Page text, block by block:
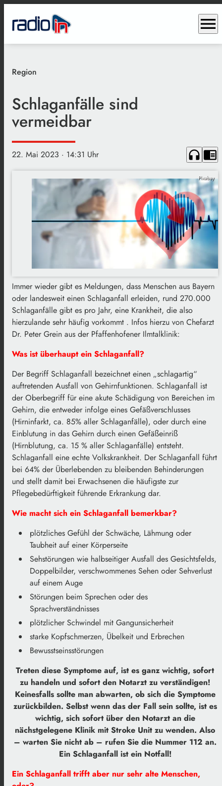
menu
Region
Schlaganfälle sind
vermeidbar
22. Mai 2023 · 14:31 Uhr headphones chrome_reader_mode
Pixabay
Immer wieder gibt es Meldungen, dass Menschen aus Bayern
oder landesweit einen Schlaganfall erleiden, rund 270.000
Schlaganfälle gibt es pro Jahr, eine Krankheit, die also
hierzulande sehr häufig vorkommt . Infos hierzu von Chefarzt
Dr. Peter Grein aus der Pfaffenhofener Ilmtalklinik:
Was ist überhaupt ein Schlaganfall?
Der Begriff Schlaganfall bezeichnet einen „schlagartig“
auftretenden Ausfall von Gehirnfunktionen. Schlaganfall ist
der Oberbegriff für eine akute Schädigung von Bereichen im
Gehirn, die entweder infolge eines Gefäßverschlusses
(Hirninfarkt, ca. 85% aller Schlaganfälle), oder durch eine
Einblutung in das Gehirn durch einen Gefäßeinriß
(Hirnblutung, ca. 15 % aller Schlaganfälle) entsteht.
Schlaganfall eine echte Volkskrankheit. Der Schlaganfall führt
bei 64% der Überlebenden zu bleibenden Behinderungen
und stellt damit bei Erwachsenen die häufigste zur
Pflegebedürftigkeit führende Erkrankung dar.
Wie macht sich ein Schlaganfall bemerkbar?
plötzliches Gefühl der Schwäche, Lähmung oder
Taubheit auf einer Körperseite
Sehstörungen wie halbseitiger Ausfall des Gesichtsfelds,
Doppelbilder, verschwommenes Sehen oder Sehverlust
auf einem Auge
Störungen beim Sprechen oder des
Sprachverständnisses
plötzlicher Schwindel mit Gangunsicherheit
starke Kopfschmerzen, Übelkeit und Erbrechen
Bewusstseinsstörungen
Treten diese Symptome auf, ist es ganz wichtig, sofort
zu handeln und sofort den Notarzt zu verständigen!
Keinesfalls sollte man abwarten, ob sich die Symptome
zurückbilden. Selbst wenn das der Fall sein sollte, ist es
wichtig, sich sofort über den Notarzt an die
nächstgelegene Klinik mit Stroke Unit zu wenden. Also
– warten Sie nicht ab – rufen Sie die Nummer 112 an.
Ein Schlaganfall ist ein Notfall!
Ein Schlaganfall trifft aber nur sehr alte Menschen,